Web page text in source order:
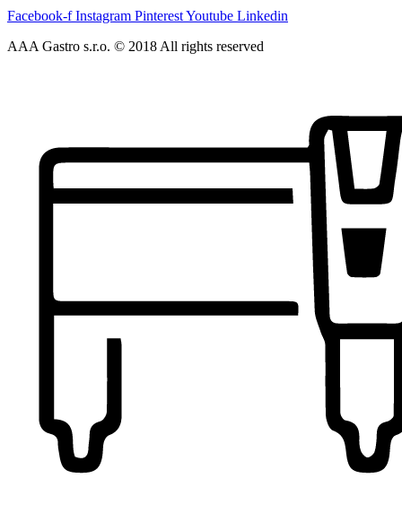
Facebook-f Instagram PinterestYoutube Linkedin
AAA Gastro s.r.o. © 2018 All rights reserved​